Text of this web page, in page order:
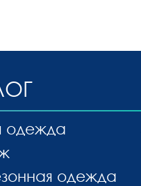
одежда
одежда